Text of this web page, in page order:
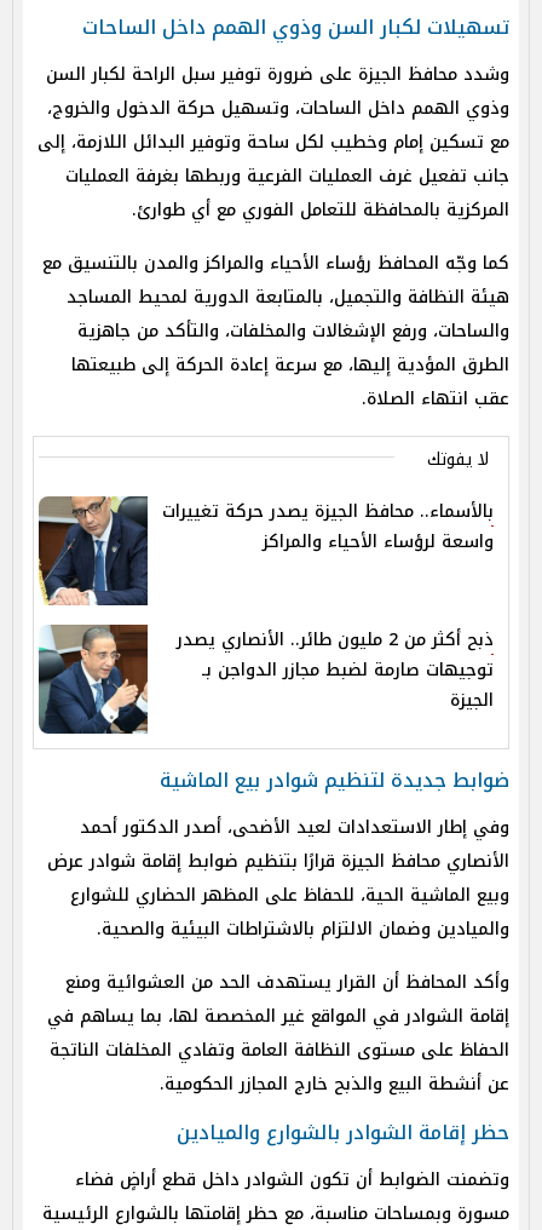
تسهيلات لكبار السن وذوي الهمم داخل الساحات
وشدد محافظ الجيزة على ضرورة توفير سبل الراحة لكبار السن
وذوي الهمم داخل الساحات، وتسهيل حركة الدخول والخروج،
مع تسكين إمام وخطيب لكل ساحة وتوفير البدائل اللازمة، إلى
جانب تفعيل غرف العمليات الفرعية وربطها بغرفة العمليات
المركزية بالمحافظة للتعامل الفوري مع أي طوارئ.
كما وجّه المحافظ رؤساء الأحياء والمراكز والمدن بالتنسيق مع
هيئة النظافة والتجميل، بالمتابعة الدورية لمحيط المساجد
والساحات، ورفع الإشغالات والمخلفات، والتأكد من جاهزية
الطرق المؤدية إليها، مع سرعة إعادة الحركة إلى طبيعتها
عقب انتهاء الصلاة.
لا يفوتك
بالأسماء.. محافظ الجيزة يصدر حركة تغييرات
واسعة لرؤساء الأحياء والمراكز
ذبح أكثر من 2 مليون طائر.. الأنصاري يصدر
توجيهات صارمة لضبط مجازر الدواجن بـ
الجيزة
ضوابط جديدة لتنظيم شوادر بيع الماشية
وفي إطار الاستعدادات لعيد الأضحى، أصدر الدكتور أحمد
الأنصاري محافظ الجيزة قرارًا بتنظيم ضوابط إقامة شوادر عرض
وبيع الماشية الحية، للحفاظ على المظهر الحضاري للشوارع
والميادين وضمان الالتزام بالاشتراطات البيئية والصحية.
وأكد المحافظ أن القرار يستهدف الحد من العشوائية ومنع
إقامة الشوادر في المواقع غير المخصصة لها، بما يساهم في
الحفاظ على مستوى النظافة العامة وتفادي المخلفات الناتجة
عن أنشطة البيع والذبح خارج المجازر الحكومية.
حظر إقامة الشوادر بالشوارع والميادين
وتضمنت الضوابط أن تكون الشوادر داخل قطع أراضٍ فضاء
مسورة وبمساحات مناسبة، مع حظر إقامتها بالشوارع الرئيسية